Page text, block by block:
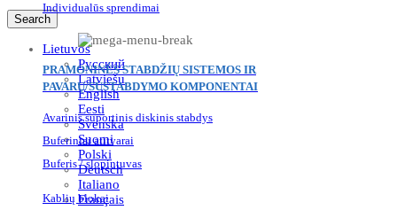
Search
Lietuvos
Русский
Latviešu
English
Eesti
Svenska
Suomi
Polski
Deutsch
Italiano
Français
Individualūs sprendimai
PRAMONINĖS STABDŽIŲ SISTEMOS IR
PAVARŲ/SUSTABDYMO KOMPONENTAI
Avarinis suportinis diskinis stabdys
Buferiniai atitvarai
Buferis / slopintuvas
Kablių blokai